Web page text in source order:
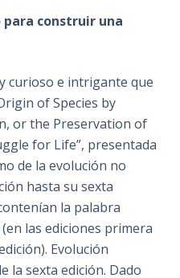
para construir una
curioso e intrigante que
of Species by
or the Preservation of
for Life”, presentada
de la evolución no
hasta su sexta
la palabra
las ediciones primera
Evolución
la sexta edición. Dado